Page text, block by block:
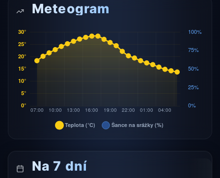
Meteogram
Na 7 dní